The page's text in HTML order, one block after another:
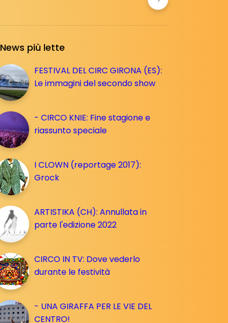
News più lette
FESTIVAL DEL CIRC GIRONA (ES):
Le immagini del secondo show
- CIRCO KNIE: Fine stagione e
riassunto speciale
I CLOWN (reportage 2017):
Grock
ARTISTIKA (CH): Annullata in
parte l'edizione 2022
CIRCO IN TV: Dove vederlo
durante le festività
- UNA GIRAFFA PER LE VIE DEL
CENTRO!